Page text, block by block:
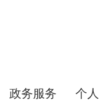
政务服务 个